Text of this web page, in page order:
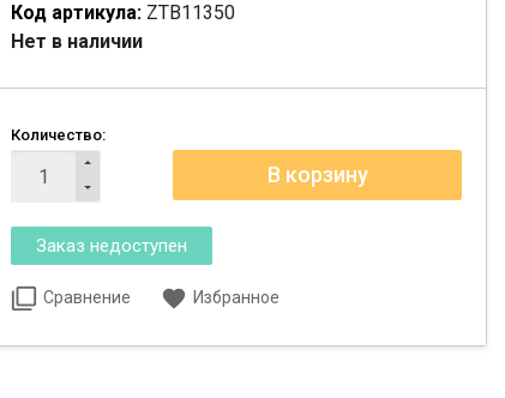
Код артикула: ZTB11350
Нет в наличии
Количество:
Сравнение Избранное